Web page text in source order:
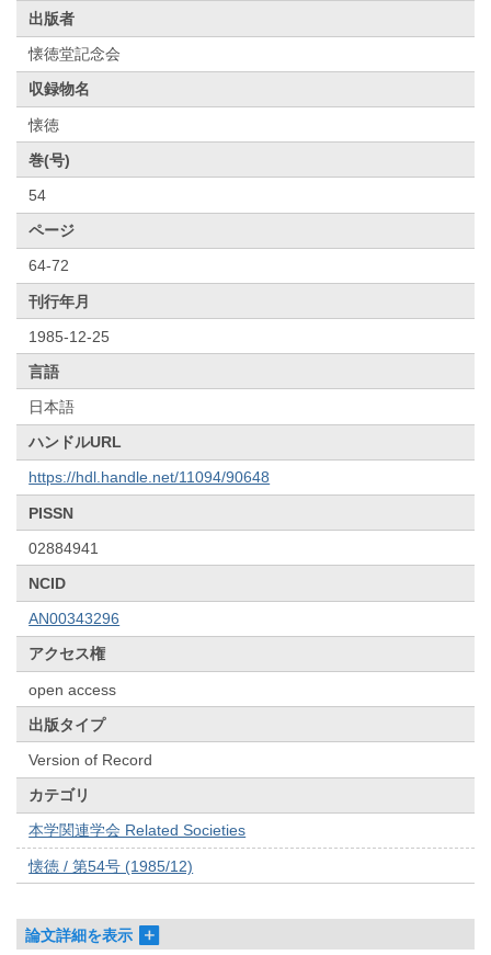
出版者
懐徳堂記念会
収録物名
懐徳
巻(号)
54
ページ
64-72
刊行年月
1985-12-25
言語
日本語
ハンドルURL
https://hdl.handle.net/11094/90648
PISSN
02884941
NCID
AN00343296
アクセス権
open access
出版タイプ
Version of Record
カテゴリ
本学関連学会 Related Societies
懐徳 / 第54号 (1985/12)
論文詳細を表示